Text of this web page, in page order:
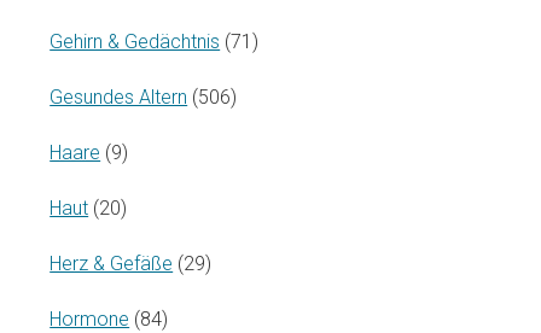
Gehirn & Gedächtnis (71)
Gesundes Altern (506)
Haare (9)
Haut (20)
Herz & Gefäße (29)
Hormone (84)